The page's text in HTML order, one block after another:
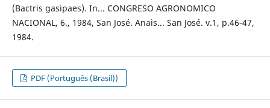
(Bactris gasipaes). In... CONGRESO AGRONOMICO
NACIONAL, 6., 1984, San José. Anais... San José. v.1, p.46-47,
1984.
PDF (Português (Brasil))